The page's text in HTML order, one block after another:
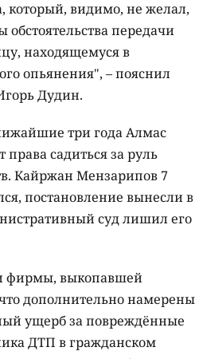
который, видимо, не желал,
передачи
находящемуся в
опьянения", – пояснил
Дудин.
три года Алмас
садиться за руль
Кайржан Мензарипов 7
постановление вынесли в
суд лишил его
фирмы, выкопавшей
дополнительно намерены
ущерб за повреждённые
ДТП в гражданском